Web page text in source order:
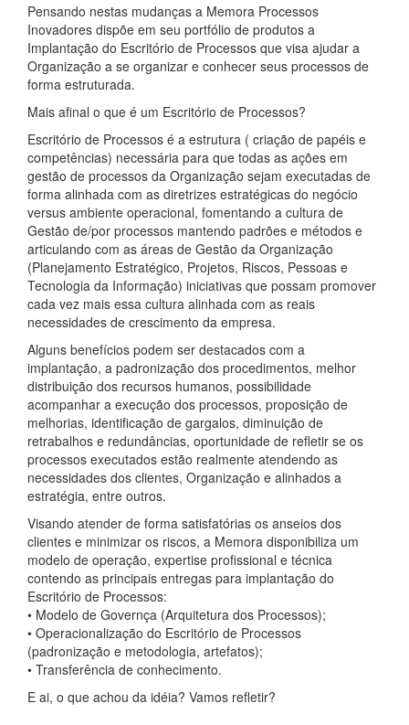
Pensando nestas mudanças a Memora Processos
Inovadores dispõe em seu portfólio de produtos a
Implantação do Escritório de Processos que visa ajudar a
Organização a se organizar e conhecer seus processos de
forma estruturada.
Mais afinal o que é um Escritório de Processos?
Escritório de Processos é a estrutura ( criação de papéis e
competências) necessária para que todas as ações em
gestão de processos da Organização sejam executadas de
forma alinhada com as diretrizes estratégicas do negócio
versus ambiente operacional, fomentando a cultura de
Gestão de/por processos mantendo padrões e métodos e
articulando com as áreas de Gestão da Organização
(Planejamento Estratégico, Projetos, Riscos, Pessoas e
Tecnologia da Informação) iniciativas que possam promover
cada vez mais essa cultura alinhada com as reais
necessidades de crescimento da empresa.
Alguns benefícios podem ser destacados com a
implantação, a padronização dos procedimentos, melhor
distribuição dos recursos humanos, possibilidade
acompanhar a execução dos processos, proposição de
melhorias, identificação de gargalos, diminuição de
retrabalhos e redundâncias, oportunidade de refletir se os
processos executados estão realmente atendendo as
necessidades dos clientes, Organização e alinhados a
estratégia, entre outros.
Visando atender de forma satisfatórias os anseios dos
clientes e minimizar os riscos, a Memora disponibiliza um
modelo de operação, expertise profissional e técnica
contendo as principais entregas para implantação do
Escritório de Processos:
• Modelo de Governça (Arquitetura dos Processos);
• Operacionalização do Escritório de Processos
(padronização e metodologia, artefatos);
• Transferência de conhecimento.
E ai, o que achou da idéia? Vamos refletir?